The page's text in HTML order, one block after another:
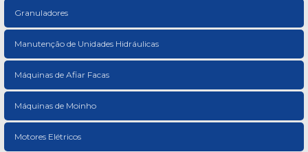
Granuladores
Manutenção de Unidades Hidráulicas
Máquinas de Afiar Facas
Máquinas de Moinho
Motores Elétricos